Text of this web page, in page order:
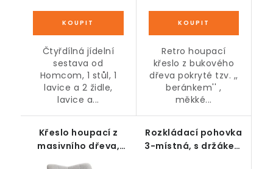
Čtyřdílná jídelní
sestava od
Homcom, 1 stůl, 1
lavice a 2 židle,
lavice a...
Retro houpací
křeslo z bukového
dřeva pokryté tzv. ,,
beránkem'' ,
měkké...
Křeslo houpací z
masivního dřeva,
Rozkládací pohovka
3-místná, s držákem